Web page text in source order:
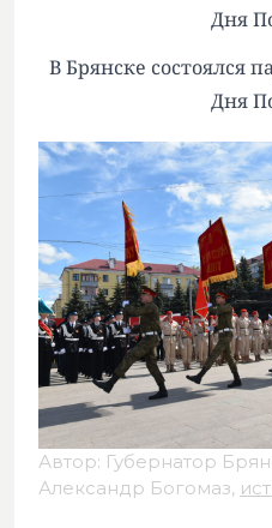
Дня
В Брянске состоялся
Дня
Автор: Губернатор
Александр Богомаз,